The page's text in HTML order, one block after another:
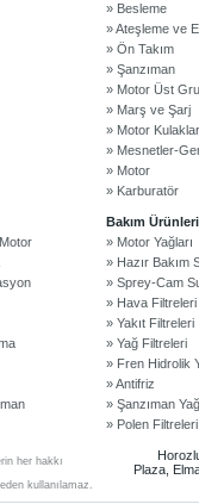
©2024
her hakkı
kullanılamaz.
Plaza,
» Besleme
» Ateşleme ve
» Ön Takım
» Şanzıman
» Motor Üst
» Marş ve Şarj
» Motor
» Mesnetler-
» Motor
» Karburatör
Bakım Ürünleri
» Motor Yağları
» Hazır Bakım
» Sprey-Cam
» Hava Filtreleri
» Yakıt Filtreleri
» Yağ Filtreleri
» Fren Hidrolik
» Antifriz
» Şanzıman
» Polen Filtreleri